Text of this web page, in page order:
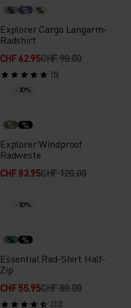
% % %
Explorer Cargo Langarm-
Radshirt
CHF 62.95CHF 90.00
(5)
-30%
% %
Explorer Windproof
Radweste
CHF 83.95CHF 120.00
-30%
% %
Essential Rad-Shirt Half-
Zip
CHF 55.95CHF 80.00
(32)